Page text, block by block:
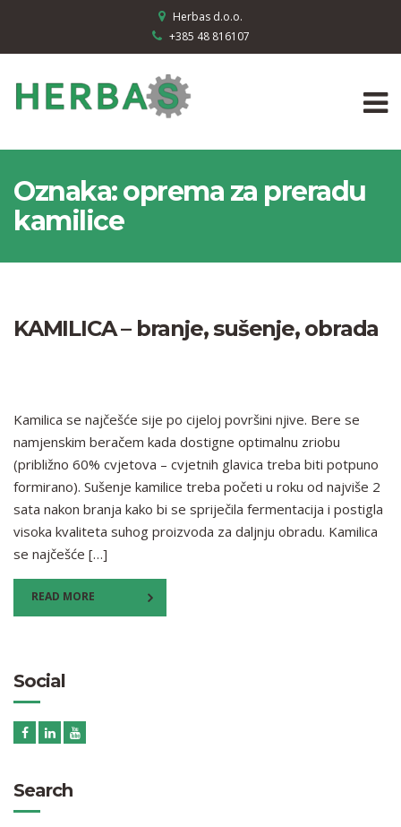
Herbas d.o.o.
+385 48 816107
Oznaka:oprema za preradu
kamilice
KAMILICA – branje, sušenje, obrada
Kamilica se najčešće sije po cijeloj površini njive. Bere se
namjenskim beračem kada dostigne optimalnu zriobu
(približno 60% cvjetova – cvjetnih glavica treba biti potpuno
formirano). Sušenje kamilice treba početi u roku od najviše 2
sata nakon branja kako bi se spriječila fermentacija i postigla
visoka kvaliteta suhog proizvoda za daljnju obradu. Kamilica
se najčešće […]
READ MORE
Social
Search